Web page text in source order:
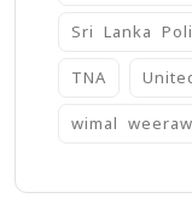
Sri Lanka
TNA
wimal